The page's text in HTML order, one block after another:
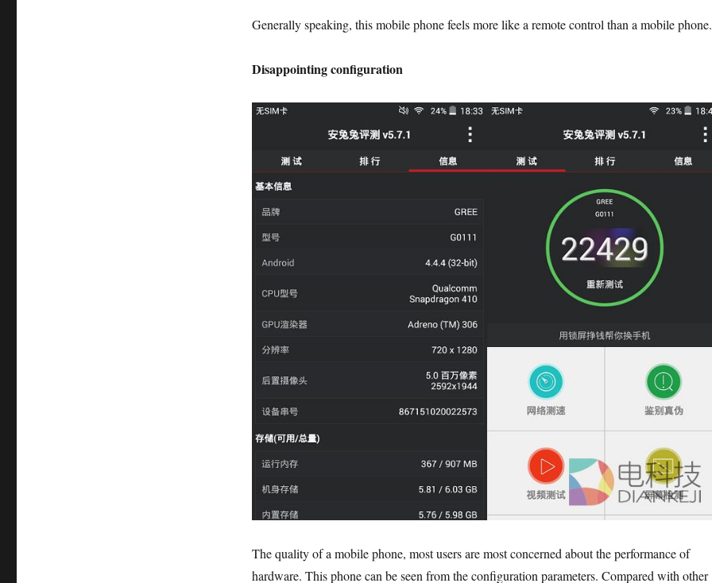
Generally speaking, this mobile phone feels more like a remote control than a mobile phone.
Disappointing configuration
The quality of a mobile phone, most users are most concerned about the performance of
hardware. This phone can be seen from the configuration parameters. Compared with other